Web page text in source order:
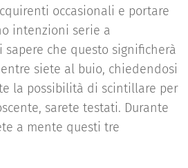
occasionali e portare
intenzioni serie a
sapere che questo significherà
siete al buio, chiedendosi
la possibilità di scintillare per
sarete testati. Durante
a mente questi tre